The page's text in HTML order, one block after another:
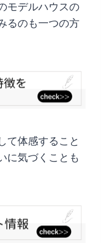
モデルハウスの
るのも一つの方
て体感すること
に気づくことも